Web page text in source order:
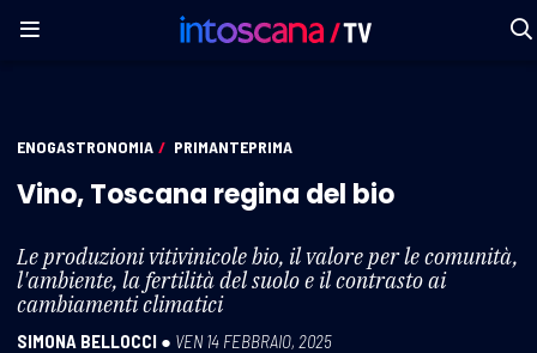
ENOGASTRONOMIA / PRIMANTEPRIMA
Vino, Toscana regina del bio
Le produzioni vitivinicole bio, il valore per le comunità,
l'ambiente, la fertilità del suolo e il contrasto ai
cambiamenti climatici
SIMONA BELLOCCI ● VEN 14 FEBBRAIO, 2025